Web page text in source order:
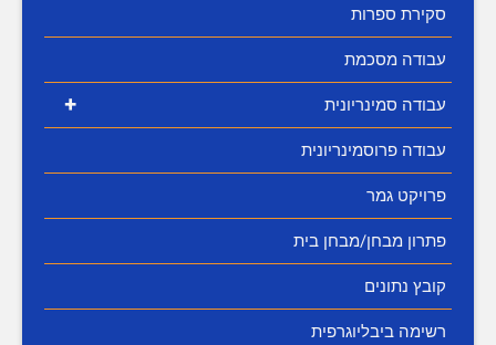
סקירת ספרות
עבודה מסכמת
+
עבודה סמינריונית
עבודה פרוסמינריונית
פרויקט גמר
פתרון מבחן/מבחן בית
קובץ נתונים
רשימה ביבליוגרפית